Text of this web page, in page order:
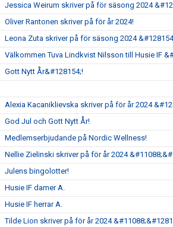
Jessica Weirum skriver på för säsong 2024
Oliver Rantonen skriver på för år 2024!
Leona Zuta skriver på för säsong 2024
Välkommen Tuva Lindkvist Nilsson till Husie IF
Gott Nytt År&#128154;!
Alexia Kacaniklievska skriver på för år 2024
God Jul och Gott Nytt År!
Medlemserbjudande på Nordic Wellness!
Nellie Zielinski skriver på för år 2024
Julens bingolotter!
Husie IF damer A.
Husie IF herrar A.
Tilde Lion skriver på för år 2024